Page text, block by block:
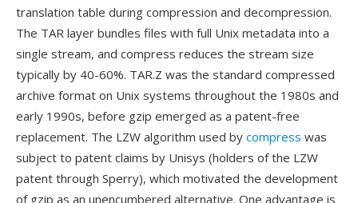
translation table during compression and decompression.
The TAR layer bundles files with full Unix metadata into a
single stream, and compress reduces the stream size
typically by 40-60%. TAR.Z was the standard compressed
archive format on Unix systems throughout the 1980s and
early 1990s, before gzip emerged as a patent-free
replacement. The LZW algorithm used by compress was
subject to patent claims by Unisys (holders of the LZW
patent through Sperry), which motivated the development
of gzip as an unencumbered alternative. One advantage is